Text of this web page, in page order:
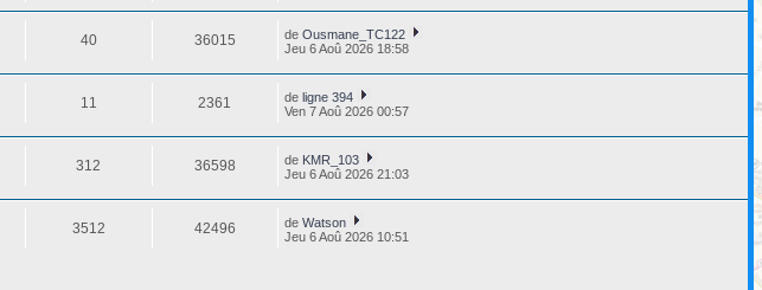
40 36015 deOusmane_TC122
Jeu 6 Aoû 2026 18:58
11 2361 deligne 394
Ven 7 Aoû 2026 00:57
312 36598 de KMR_103
Jeu 6 Aoû 2026 21:03
3512 42496 deWatson
Jeu 6 Aoû 2026 10:51